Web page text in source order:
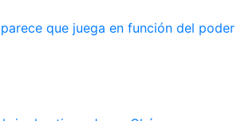
que juega en función del poder